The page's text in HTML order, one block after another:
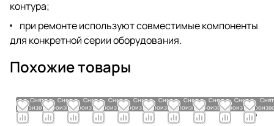
контура;
при ремонте используют совместимые компоненты
для конкретной серии оборудования.
Похожие товары
Снято с
производства
По
Снято с
производства
По
Снято с
производства
По
Снято с
производства
По
Снято с
производства
По
Снято с
производства
По
Снято с
производства
По
Снято с
производства
По
Снято с
производства
По
По